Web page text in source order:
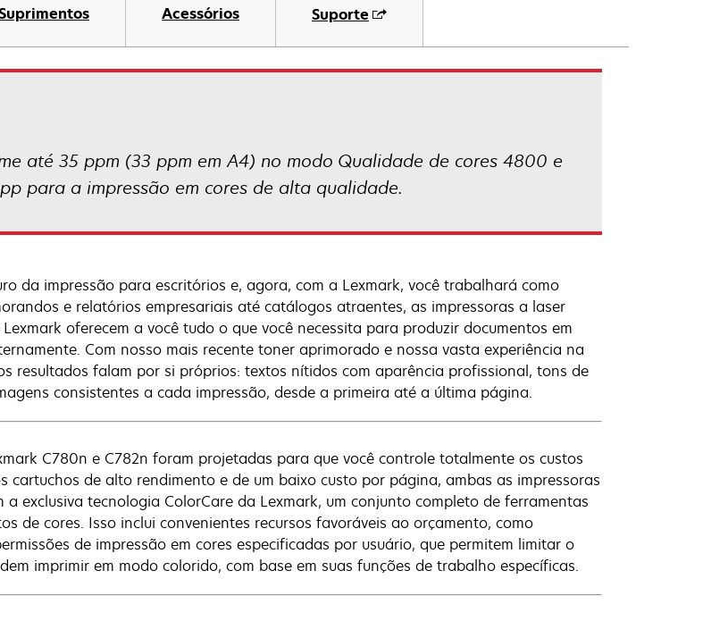
Acessórios Suporte
até 35 ppm (33 ppm em A4) no modo Qualidade de cores 4800 e
para a impressão em cores de alta qualidade.
da impressão para escritórios e, agora, com a Lexmark, você trabalhará como
e relatórios empresariais até catálogos atraentes, as impressoras a laser
oferecem a você tudo o que você necessita para produzir documentos em
Com nosso mais recente toner aprimorado e nossa vasta experiência na
resultados falam por si próprios: textos nítidos com aparência profissional, tons de
consistentes a cada impressão, desde a primeira até a última página.
C780n e C782n foram projetadas para que você controle totalmente os custos
cartuchos de alto rendimento e de um baixo custo por página, ambas as impressoras
a exclusiva tecnologia ColorCare da Lexmark, um conjunto completo de ferramentas
de cores. Isso inclui convenientes recursos favoráveis ao orçamento, como
de impressão em cores especificadas por usuário, que permitem limitar o
imprimir em modo colorido, com base em suas funções de trabalho específicas.